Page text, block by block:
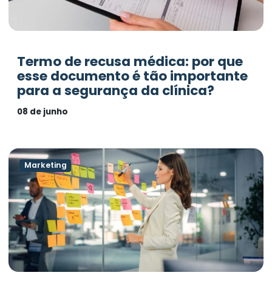
Termo de recusa médica: por que
esse documento é tão importante
para a segurança da clínica?
08 de junho
Marketing